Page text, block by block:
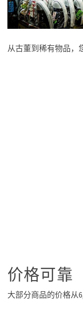
从古董到稀有物品，
价格可靠
大部分商品的价格从